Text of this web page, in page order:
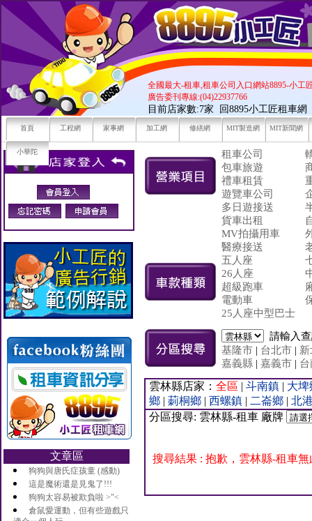
全國最大-租車,租車公司入口網站8895-小工
廣告委刊專線:(04)22937766
目前店家數:7家 回8895小工匠租車網
首頁 工程網 家事網 加工網 修繕網 MIT製造網 MIT新聞網
小華陀
文章區
狗狗與唐氏症孩童 (感動)
這是魔術還是見鬼了!!!
狗狗太容易被欺負啦 >"<
倉鼠愛運動，但有些遊戲只
租車公司
包車旅遊
禮車租賃
遊覽車公司
多日遊接送
貨車出租
MV拍攝用車
醫療接送
五人座
26人座
超級跑車
電動車
25人座中型巴士
請輸入
基隆市 | 台北市 |
嘉義縣 | 嘉義市 |
雲林縣店家： 全區 | 斗南鎮 | 大
鄉 | 莿桐鄉 | 西螺鎮 | 二崙鄉 | 北
分區搜尋: 雲林縣-租車 廠牌
搜尋結果 : 抱歉，雲林縣-租車